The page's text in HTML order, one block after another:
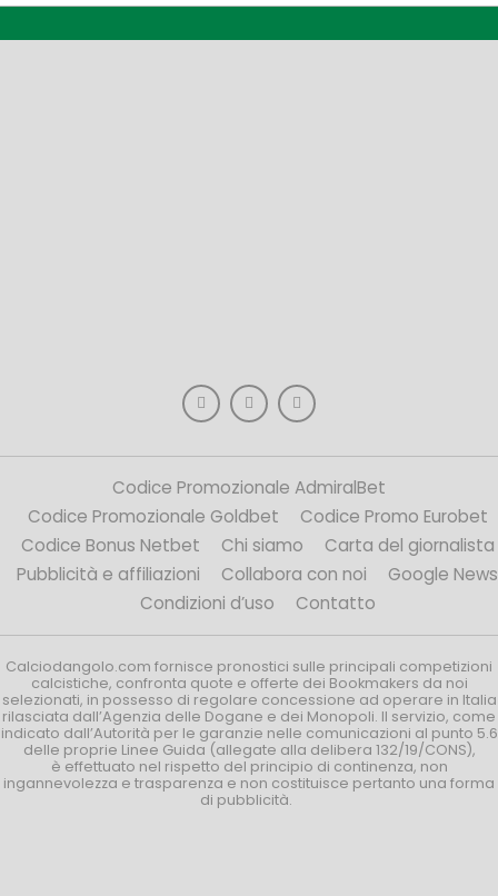
Codice Promozionale AdmiralBet
Codice Promozionale Goldbet
Codice Promo Eurobet
Codice Bonus Netbet
Chi siamo
Carta del giornalista
Pubblicità e affiliazioni
Collabora con noi
Google News
Condizioni d’uso
Contatto
Calciodangolo.com fornisce pronostici sulle principali competizioni
calcistiche, confronta quote e offerte dei Bookmakers da noi
selezionati, in possesso di regolare concessione ad operare in Italia
rilasciata dall’Agenzia delle Dogane e dei Monopoli. Il servizio, come
indicato dall’Autorità per le garanzie nelle comunicazioni al punto 5.6
delle proprie Linee Guida (allegate alla delibera 132/19/CONS),
è effettuato nel rispetto del principio di continenza, non
ingannevolezza e trasparenza e non costituisce pertanto una forma
di pubblicità.